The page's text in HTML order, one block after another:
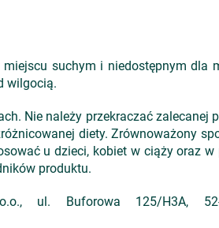
suchym i niedostępnym dla
wilgocią.
Nie należy przekraczać
diety. Zrównoważony
u dzieci, kobiet w ciąży oraz
produktu.
ul. Buforowa 125/H3A, 52-